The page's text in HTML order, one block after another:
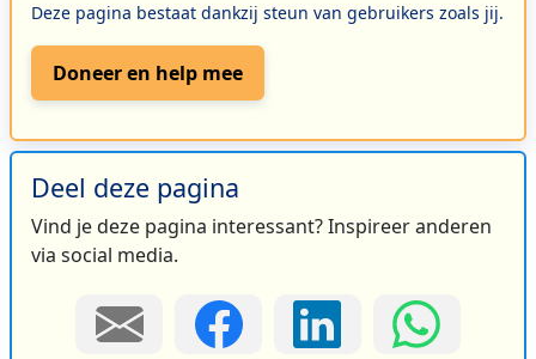
Deze pagina bestaat dankzij steun van gebruikers zoals jij.
Doneer en help mee
Deel deze pagina
Vind je deze pagina interessant? Inspireer anderen
via social media.